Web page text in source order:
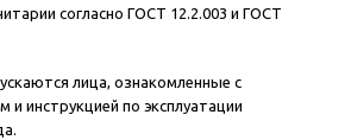
согласно ГОСТ 12.2.003 и ГОСТ
лица, ознакомленные с
и инструкцией по эксплуатации